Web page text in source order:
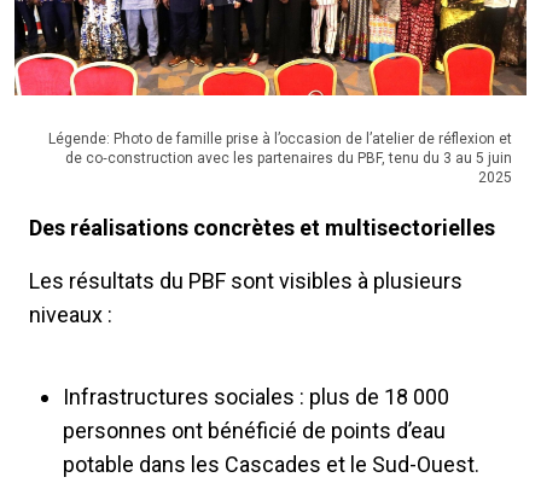
Légende: Photo de famille prise à l’occasion de l’atelier de réflexion et
de co‑construction avec les partenaires du PBF, tenu du 3 au 5 juin
2025
Des réalisations concrètes et multisectorielles
Les résultats du PBF sont visibles à plusieurs
niveaux :
Infrastructures sociales : plus de 18 000
personnes ont bénéficié de points d’eau
potable dans les Cascades et le Sud-Ouest.